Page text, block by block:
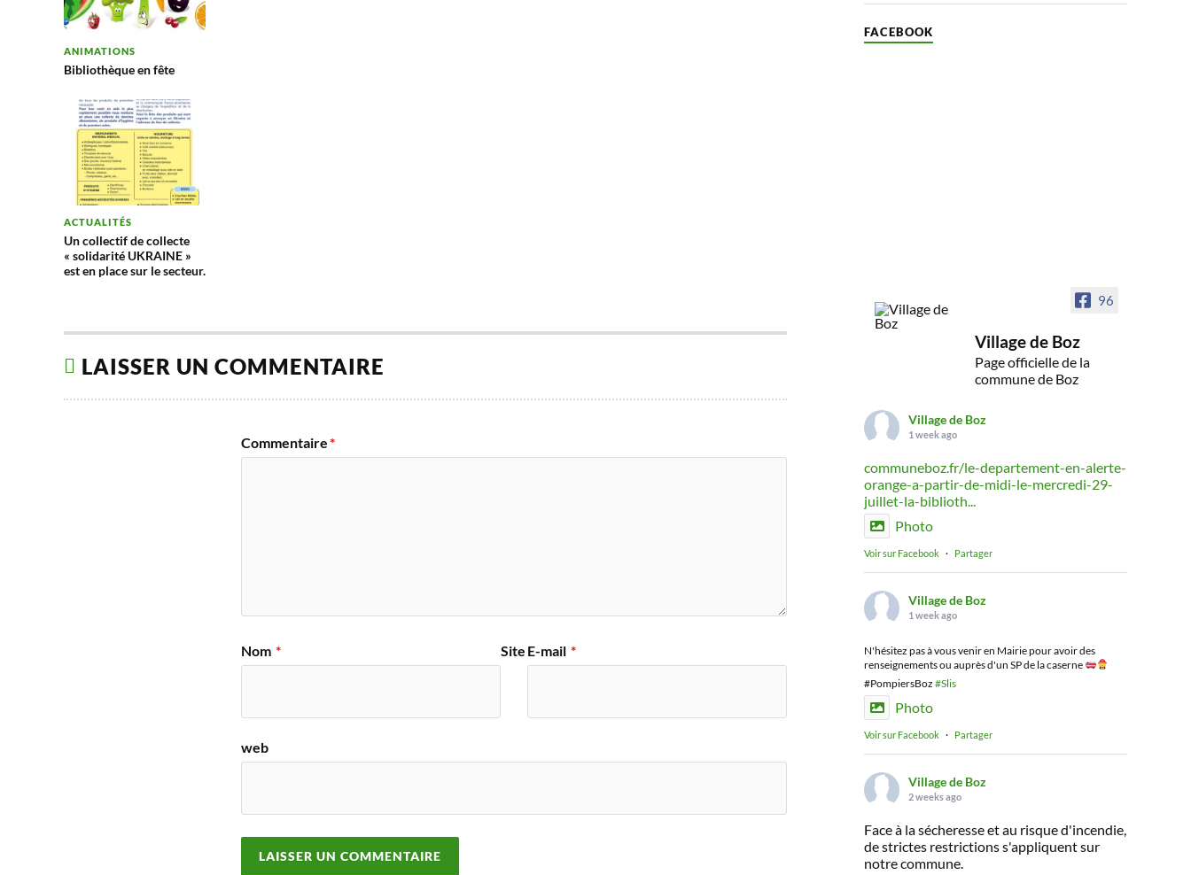
ANIMATIONS
Bibliothèque en fête
ACTUALITÉS
Un collectif de collecte
« solidarité UKRAINE »
est en place sur le secteur.
LAISSER UN COMMENTAIRE
Commentaire*
Nom * E-mail *
Site
web
FACEBOOK
96
Village de Boz
Page officielle de la
commune de Boz
Village de Boz
1 week ago
communeboz.fr/le-departement-en-alerte-
orange-a-partir-de-midi-le-mercredi-29-
juillet-la-biblioth...
Photo
Voir sur Facebook · Partager
Village de Boz
1 week ago
N'hésitez pas à vous venir en Mairie pour avoir des
renseignements ou auprès d'un SP de la caserne
#PompiersBoz #Slis
Photo
Voir sur Facebook · Partager
Village de Boz
2 weeks ago
Face à la sécheresse et au risque d'incendie,
de strictes restrictions s'appliquent sur
notre commune.